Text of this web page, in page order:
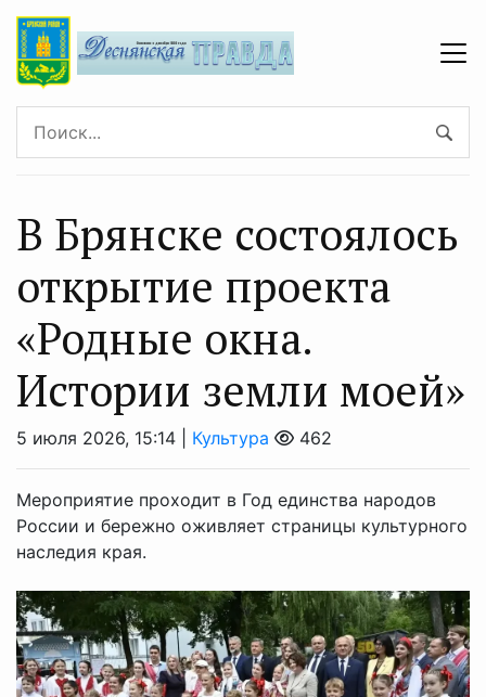
В Брянске состоялось
открытие проекта
«Родные окна.
Истории земли моей»
5 июля 2026, 15:14 | Культура 462
Мероприятие проходит в Год единства народов
России и бережно оживляет страницы культурного
наследия края.